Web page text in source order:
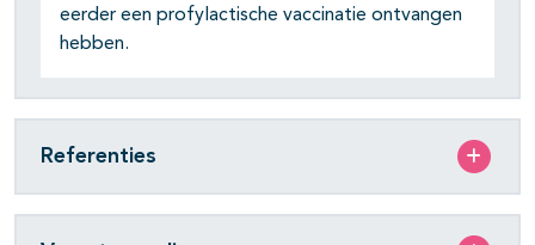
eerder een profylactische vaccinatie ontvangen
hebben.
Referenties